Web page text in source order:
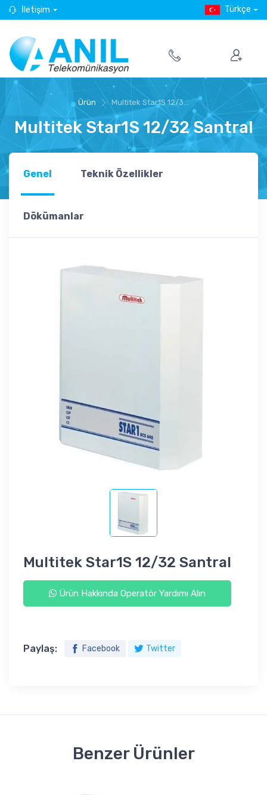
İletişim Türkçe
Ürün Multitek Star1S 12/3...
Multitek Star1S 12/32 Santral
Genel Teknik Özellikler
Dökümanlar
Multitek Star1S 12/32 Santral
Ürün Hakkında Operatör Yardımı Alın
Paylaş: Facebook Twitter
Benzer Ürünler